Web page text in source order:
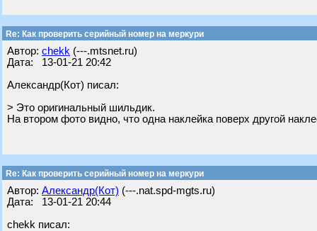
Re: Как проверить серийный номер на меркури
Автор: chekk (---.mtsnet.ru)
Дата: 13-01-21 20:42
Александр(Кот) писал:
> Это оригинальный шильдик.
На втором фото видно, что одна наклейка поверх другой
Re: Как проверить серийный номер на меркури
Автор: Александр(Кот) (---.nat.spd-mgts.ru)
Дата: 13-01-21 20:44
chekk писал: